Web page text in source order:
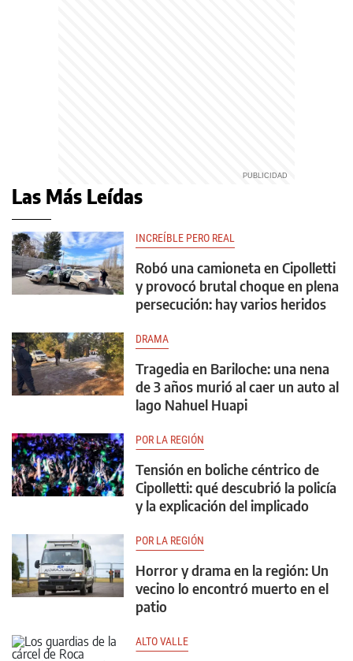
Las Más Leídas
INCREÍBLE PERO REAL
Robó una camioneta en Cipolletti
y provocó brutal choque en plena
persecución: hay varios heridos
DRAMA
Tragedia en Bariloche: una nena
de 3 años murió al caer un auto al
lago Nahuel Huapi
POR LA REGIÓN
Tensión en boliche céntrico de
Cipolletti: qué descubrió la policía
y la explicación del implicado
POR LA REGIÓN
Horror y drama en la región: Un
vecino lo encontró muerto en el
patio
ALTO VALLE